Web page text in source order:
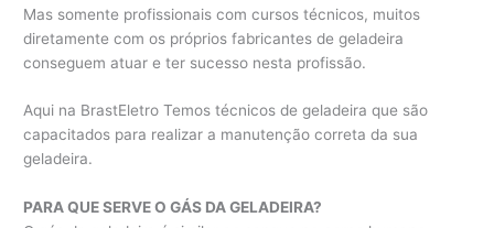
Mas somente profissionais com cursos técnicos, muitos
diretamente com os próprios fabricantes de geladeira
conseguem atuar e ter sucesso nesta profissão.
Aqui na BrastEletro Temos técnicos de geladeira que são
capacitados para realizar a manutenção correta da sua
geladeira.
PARA QUE SERVE O GÁS DA GELADEIRA?